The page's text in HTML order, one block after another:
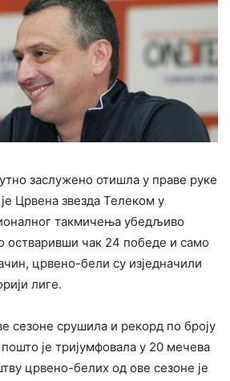
заслужено отишла у праве руке
Црвена звезда Телеком у
такмичења убедљиво
остваривши чак 24 победе и само
црвено-бели су изједначили
лиге.
сезоне срушила и рекорд по броју
је тријумфовала у 20 мечева
црвено-белих од ове сезоне је